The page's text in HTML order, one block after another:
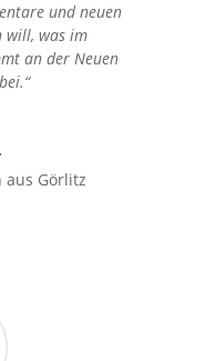
und neuen
will, was im
an der Neuen
aus Görlitz